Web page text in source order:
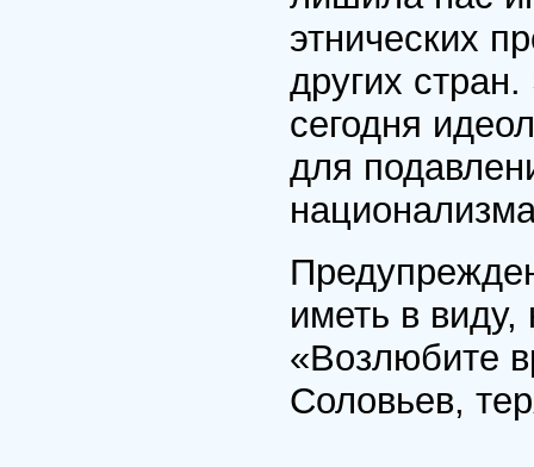
этнических
других
сегодня
для
иметь в виду,
«Возлюбите
Соловьев,